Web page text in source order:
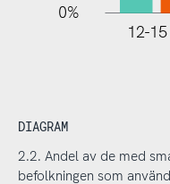
0%
12-
DIAGRAM
2.2. Andel av de med
befolkningen som